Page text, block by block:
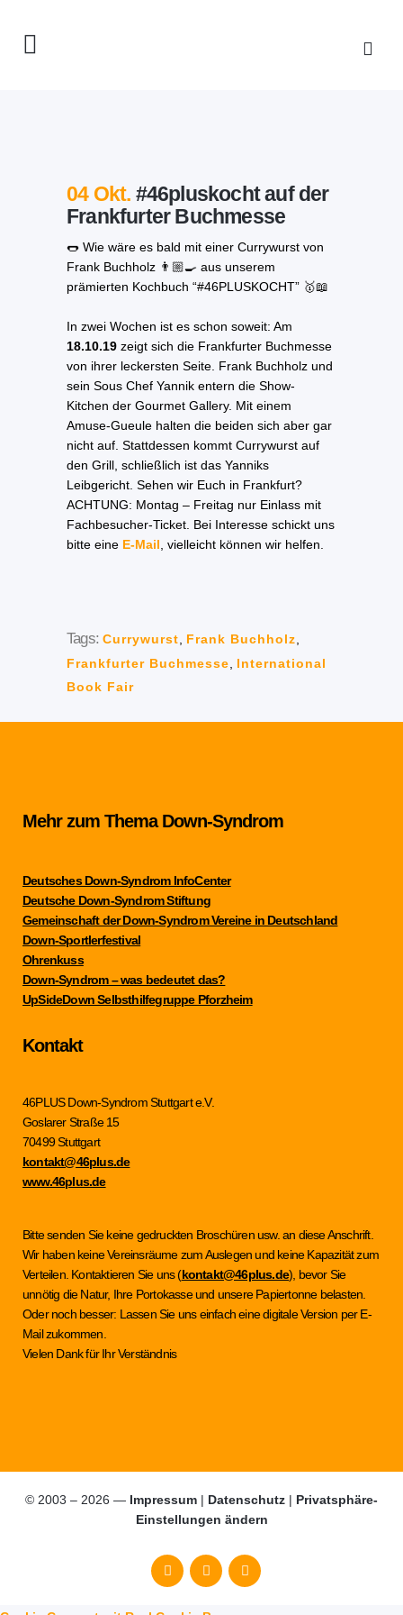
04 Okt. #46pluskocht auf der
Frankfurter Buchmesse
🌭 Wie wäre es bald mit einer Currywurst von
Frank Buchholz 👨🏼‍🍳 aus unserem
prämierten Kochbuch “#46PLUSKOCHT” 🥇📖
In zwei Wochen ist es schon soweit: Am
18.10.19 zeigt sich die Frankfurter Buchmesse
von ihrer leckersten Seite. Frank Buchholz und
sein Sous Chef Yannik entern die Show-
Kitchen der Gourmet Gallery. Mit einem
Amuse-Gueule halten die beiden sich aber gar
nicht auf. Stattdessen kommt Currywurst auf
den Grill, schließlich ist das Yanniks
Leibgericht. Sehen wir Euch in Frankfurt?
ACHTUNG: Montag – Freitag nur Einlass mit
Fachbesucher-Ticket. Bei Interesse schickt uns
bitte eine E-Mail , vielleicht können wir helfen.
Tags: Currywurst Frank Buchholz
Frankfurter Buchmesse
International
Book Fair
Mehr zum Thema Down-Syndrom
Deutsches Down-Syndrom InfoCenter
Deutsche Down-Syndrom Stiftung
Gemeinschaft der Down-Syndrom Vereine in Deutschland
Down-Sportlerfestival
Ohrenkuss
Down-Syndrom – was bedeutet das?
UpSideDown Selbsthilfegruppe Pforzheim
Kontakt
46PLUS Down-Syndrom Stuttgart e.V.
Goslarer Straße 15
70499 Stuttgart
kontakt@46plus.de
www.46plus.de
Bitte senden Sie keine gedruckten Broschüren usw. an diese Anschrift.
Wir haben keine Vereinsräume zum Auslegen und keine Kapazität zum
Verteilen. Kontaktieren Sie uns (kontakt@46plus.de), bevor Sie
unnötig die Natur, Ihre Portokasse und unsere Papiertonne belasten.
Oder noch besser: Lassen Sie uns einfach eine digitale Version per E-
Mail zukommen.
Vielen Dank für Ihr Verständnis
© 2003 – 2026 — Impressum | Datenschutz | Privatsphäre-
Einstellungen ändern